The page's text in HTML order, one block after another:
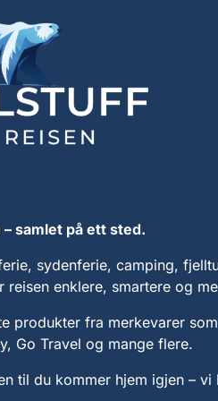
samlet på ett sted.
sydenferie, camping,
reisen enklere, smartere og
produkter fra merkevarer
Go Travel og mange flere.
til du kommer hjem igjen –